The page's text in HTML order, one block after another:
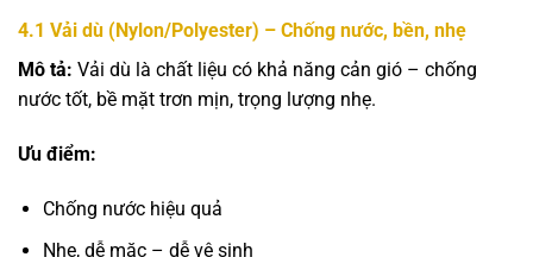
4.1 Vải dù (Nylon/Polyester) – Chống nước, bền, nhẹ
Mô tả: Vải dù là chất liệu có khả năng cản gió – chống
nước tốt, bề mặt trơn mịn, trọng lượng nhẹ.
Ưu điểm:
Chống nước hiệu quả
Nhẹ, dễ mặc – dễ vệ sinh